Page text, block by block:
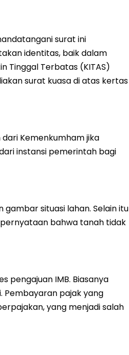
surat ini
identitas, baik dalam
Tinggal Terbatas (KITAS)
surat kuasa di atas kertas
Kemenkumham jika
instansi pemerintah bagi
situasi lahan. Selain itu
bahwa tanah tidak
pengajuan IMB. Biasanya
pajak yang
yang menjadi salah